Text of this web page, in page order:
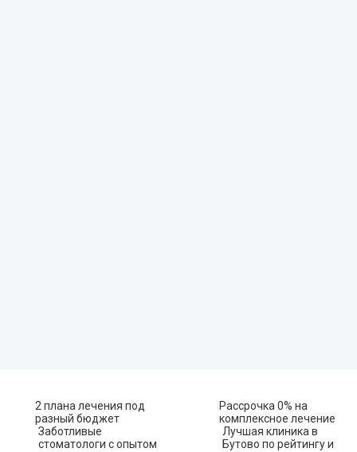
2 плана лечения под
разный бюджет
Рассрочка 0% на
комплексное лечение
Заботливые
стоматологи с опытом
Лучшая клиника в
Бутово по рейтингу и